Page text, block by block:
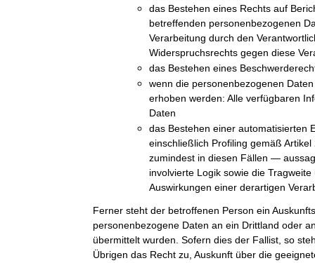
das Bestehen eines Rechts auf
betreffenden personenbezogenen
Verarbeitung durch den
Widerspruchsrechts gegen diese
das Bestehen eines
wenn die personenbezogenen
erhoben werden: Alle verfügbaren
Daten
das Bestehen einer automatisierten
einschließlich Profiling gemäß
zumindest in diesen Fällen —
involvierte Logik sowie die
Auswirkungen einer derartigen
Ferner steht der betroffenen Person ein
personenbezogene Daten an ein Drittland oder
übermittelt wurden. Sofern dies der Fallist, so
Übrigen das Recht zu, Auskunft über die